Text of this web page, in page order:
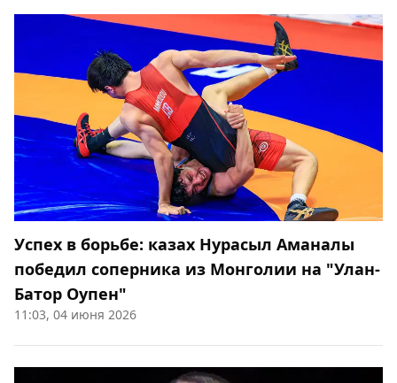
Успех в борьбе: казах Нурасыл Аманалы
победил соперника из Монголии на "Улан-
Батор Оупен"
11:03, 04 июня 2026